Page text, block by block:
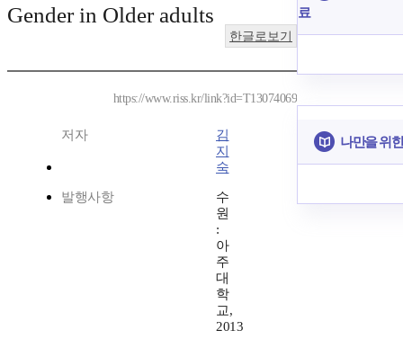
Gender in Older adults
한글로보기
https://www.riss.kr/link?id=T13074069
저자
김
지
숙
발행사항
수
원
:
아
주
대
학
교,
2013
료
나만을 위